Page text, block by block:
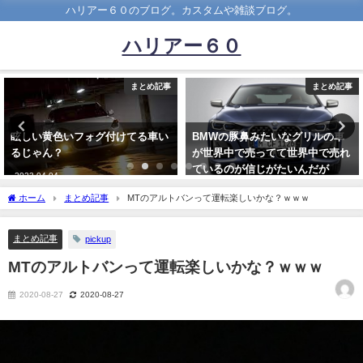
ハリアー６０のブログ。カスタムや雑談ブログ。
ハリアー６０
まとめ記事
BMWの豚鼻みたいなグリルの車
が世界中で売ってて世界中で売れ
ているのが信じがたいんだが
wwwwwwwwwwww
まとめ記事
車持ってない奴って可哀
想・・・・・
2023-02-08
ホーム まとめ記事 MTのアルトバンって運転楽しいかな？ｗｗｗ
まとめ記事 pickup
MTのアルトバンって運転楽しいかな？ｗｗｗ
2020-08-27 2020-08-27